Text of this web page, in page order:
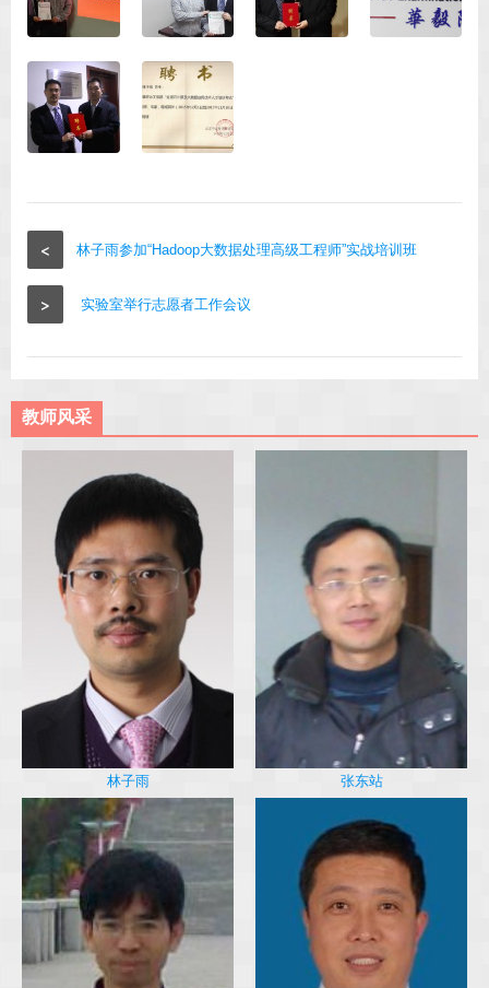
< 林子雨参加“Hadoop大数据处理高级工程师”实战培训班
> 实验室举行志愿者工作会议
教师风采
林子雨 张东站